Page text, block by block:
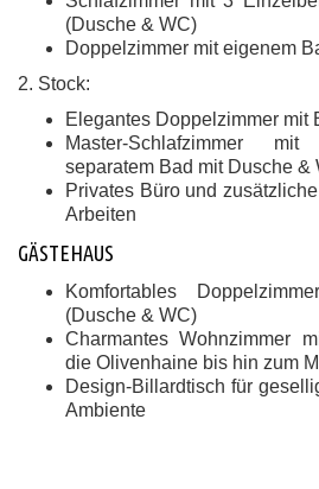
(Dusche & WC)
Doppelzimmer mit eigenem
2. Stock:
Elegantes Doppelzimmer mit
Master-Schlafzimmer
separatem Bad mit Dusche &
Privates Büro und
Arbeiten
GÄSTEHAUS
Komfortables
(Dusche & WC)
Charmantes Wohnzimmer
die Olivenhaine bis hin zum
Design-Billardtisch für
Ambiente